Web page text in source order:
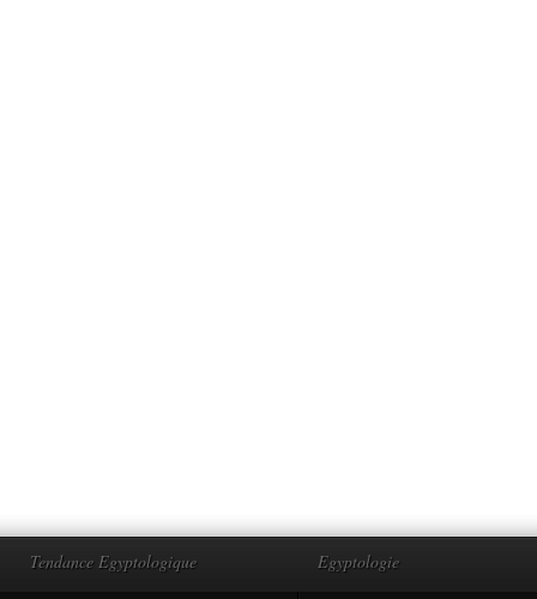
Tendance Egyptologique Egyptologie